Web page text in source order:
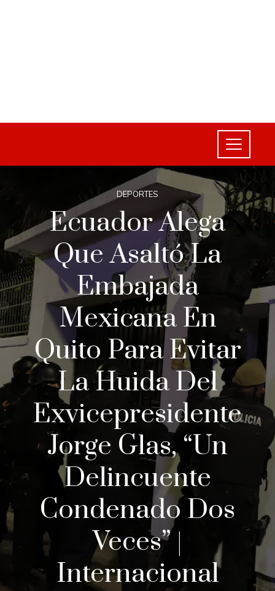
DEPORTES
Ecuador Alega
Que Asaltó La
Embajada
Mexicana En
Quito Para Evitar
La Huida Del
Exvicepresidente
Jorge Glas, “un
Delincuente
Condenado Dos
Veces” |
Internacional